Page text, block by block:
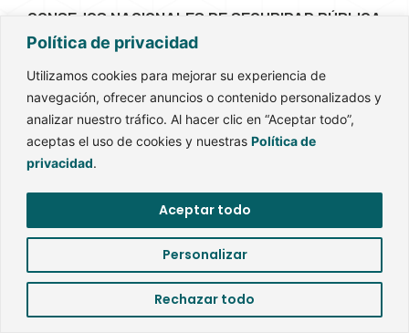
Política de privacidad
Utilizamos cookies para mejorar su experiencia de
navegación, ofrecer anuncios o contenido personalizados y
analizar nuestro tráfico. Al hacer clic en “Aceptar todo”,
aceptas el uso de cookies y nuestras Política de
privacidad.
Personalizar
Rechazar todo
Aceptar todo
CONSEJOS NACIONALES DE SEGURIDAD PÚBLICA